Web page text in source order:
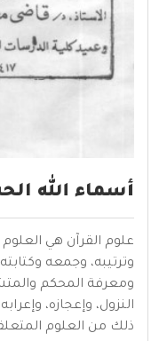
أسماء الله
علوم القرآن هي
وترتيبه، وجمعه
ومعرفة المحكم
النزول، وإعجازه،
ذلك من العلوم